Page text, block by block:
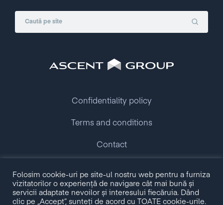
Copyright © 2009 - 2026 Ascent Group.
All rights reserved.
Confidentiality policy
Terms and conditions
Contact
Folosim cookie-uri pe site-ul nostru web pentru a furniza
vizitatorilor o experiență de navigare cât mai bună și
servicii adaptate nevoilor și interesului fiecăruia. Dând
clic pe „Accept”, sunteți de acord cu TOATE cookie-urile.